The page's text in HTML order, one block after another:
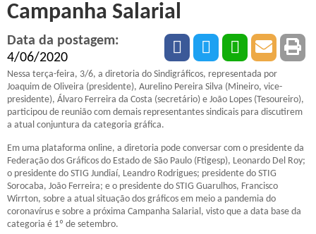
Campanha Salarial
Data da postagem:
4/06/2020
Nessa terça-feira, 3/6, a diretoria do Sindigráficos, representada por
Joaquim de Oliveira (presidente), Aurelino Pereira Silva (Mineiro, vice-
presidente), Álvaro Ferreira da Costa (secretário) e João Lopes (Tesoureiro),
participou de reunião com demais representantes sindicais para discutirem
a atual conjuntura da categoria gráfica.
Em uma plataforma online, a diretoria pode conversar com o presidente da
Federação dos Gráficos do Estado de São Paulo (Ftigesp), Leonardo Del Roy;
o presidente do STIG Jundiaí, Leandro Rodrigues; presidente do STIG
Sorocaba, João Ferreira; e o presidente do STIG Guarulhos, Francisco
Wirrton, sobre a atual situação dos gráficos em meio a pandemia do
coronavírus e sobre a próxima Campanha Salarial, visto que a data base da
categoria é 1º de setembro.